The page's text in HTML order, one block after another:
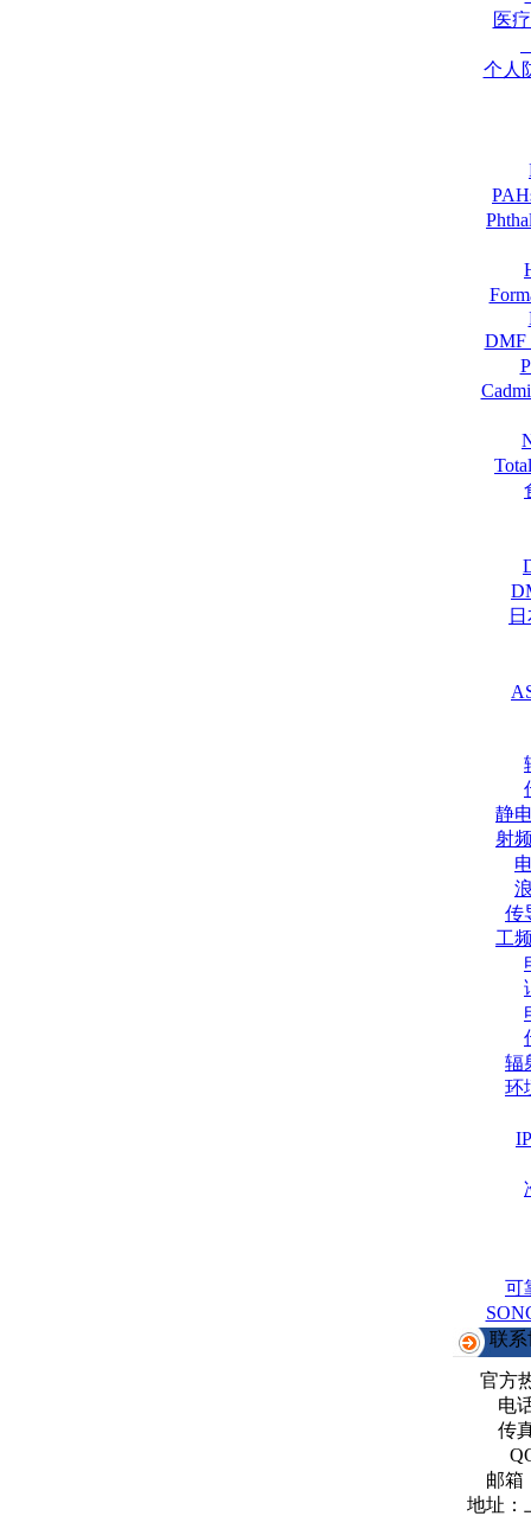
医
个人
DMF
静
射
传
工
辐
环
可
联
官方
电
传
邮箱
地址：